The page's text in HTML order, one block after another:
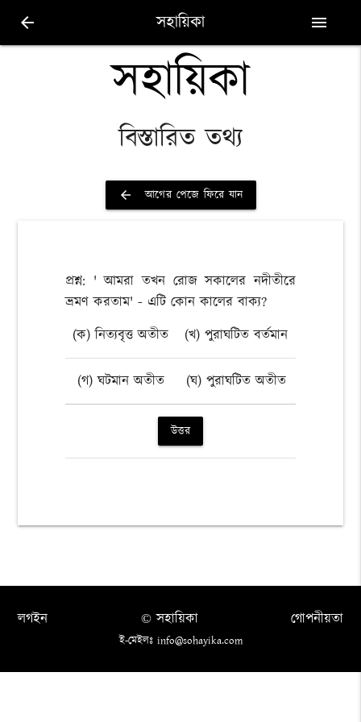
arrow_back সহায়িকা menu
সহায়িকা
বিস্তারিত তথ্য
arrow_back আগের পেজে ফিরে যান
প্রশ্ন: ' আমরা তখন রোজ সকালের নদীতীরে
ভ্রমণ করতাম' - এটি কোন কালের বাক্য?
(ক) নিত্যবৃত্ত অতীত
(খ) পুরাঘটিত বর্তমান
(গ) ঘটমান অতীত (ঘ) পুরাঘটিত অতীত
উত্তর
লগইন গোপনীয়তা
© সহায়িকা
ই-মেইলঃ info@sohayika.com